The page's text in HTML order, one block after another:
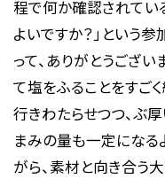
程で何か確認されてい
よいですか？」という参
って、ありがとうござ
て塩をふることをすご
行きわたらせつつ、ぶ
まみの量も一定になる
がら、素材と向き合う